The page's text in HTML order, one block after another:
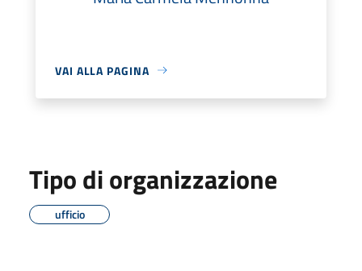
VAI ALLA PAGINA
Tipo di organizzazione
ufficio